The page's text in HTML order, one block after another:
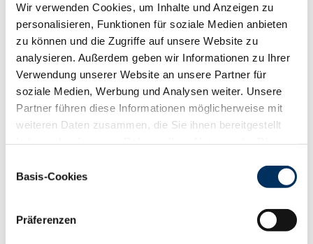
Wir verwenden Cookies, um Inhalte und Anzeigen zu
personalisieren, Funktionen für soziale Medien anbieten
zu können und die Zugriffe auf unsere Website zu
analysieren. Außerdem geben wir Informationen zu Ihrer
Verwendung unserer Website an unsere Partner für
soziale Medien, Werbung und Analysen weiter. Unsere
Partner führen diese Informationen möglicherweise mit
weiteren Daten zusammen, die Sie ihnen bereitgestellt
Cookies, wenn Sie unsere Webseite weiterhin nutzen.
Basis-Cookies
Präferenzen
RZKd
RZKm
112
RZÖko
Gesundheit
88
105
99
Produktion